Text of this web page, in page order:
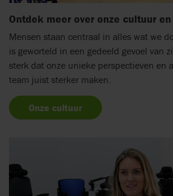
Ontdek meer over onze cultuur
Mensen staan centraal in alles wat we
is geworteld in een gedeeld gevoel van
sterk dat onze unieke perspectieven en
team juist sterker maken.
Onze cultuur